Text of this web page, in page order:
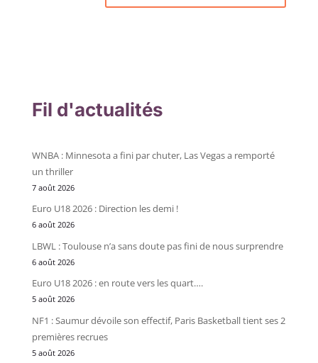
Fil d'actualités
WNBA : Minnesota a fini par chuter, Las Vegas a remporté
un thriller
7 août 2026
Euro U18 2026 : Direction les demi !
6 août 2026
LBWL : Toulouse n’a sans doute pas fini de nous surprendre
6 août 2026
Euro U18 2026 : en route vers les quart….
5 août 2026
NF1 : Saumur dévoile son effectif, Paris Basketball tient ses 2
premières recrues
5 août 2026